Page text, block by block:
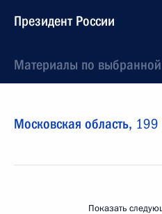
Президент России
Материалы по
Московская область, 199
Показать